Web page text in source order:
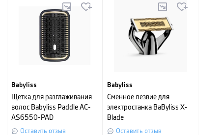
Babyliss
Щетка для разглаживания
волос Babyliss Paddle AC-
AS6550-PAD
Оставить отзыв
Babyliss
Сменное лезвие для
электростанка BaByliss X-
Blade
Оставить отзыв